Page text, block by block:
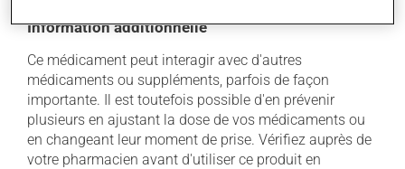
Information additionnelle
Ce médicament peut interagir avec d'autres
médicaments ou suppléments, parfois de façon
importante. Il est toutefois possible d'en prévenir
plusieurs en ajustant la dose de vos médicaments ou
en changeant leur moment de prise. Vérifiez auprès de
votre pharmacien avant d'utiliser ce produit en